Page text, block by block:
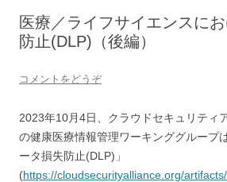
医療／ライフサイエンスに
防止(DLP)（後編）
コメントをどうぞ
2023年10月4日、クラウドセキュリティ
の健康医療情報管理ワーキンググループ
ータ損失防止(DLP)」
(https://cloudsecurityalliance.org/